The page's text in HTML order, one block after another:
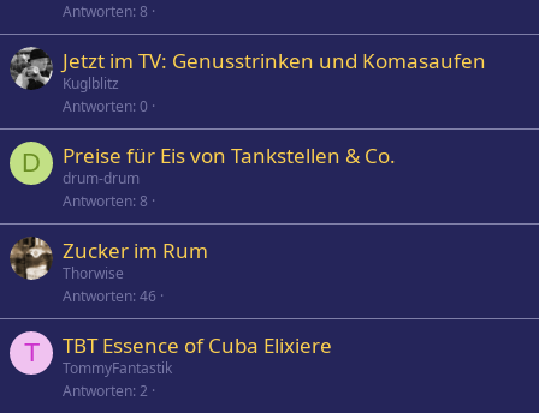
Antworten 8
Jetzt im TV: Genusstrinken und Komasaufen
Kuglblitz
Antworten 0
D Preise für Eis von Tankstellen & Co.
drum-drum
Antworten 8
Zucker im Rum
Thorwise
Antworten 46
T TBT Essence of Cuba Elixiere
TommyFantastik
Antworten 2